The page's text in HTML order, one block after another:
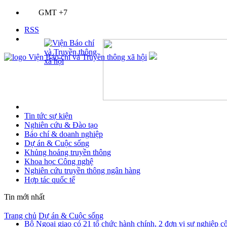
GMT +7
RSS
Tin tức sự kiện
Nghiên cứu & Đào tạo
Báo chí & doanh nghiệp
Dự án & Cuộc sống
Khủng hoảng truyền thông
Khoa học Công nghệ
Nghiên cứu truyền thông ngân hàng
Hợp tác quốc tế
Tin mới nhất
Bộ Ngoại giao có 21 tổ chức hành chính, 2 đơn vị sự nghiệp
Trang chủ Dự án & Cuộc sống